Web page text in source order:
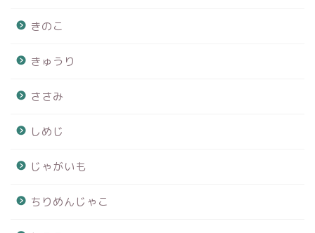
きのこ
きゅうり
ささみ
しめじ
じゃがいも
ちりめんじゃこ